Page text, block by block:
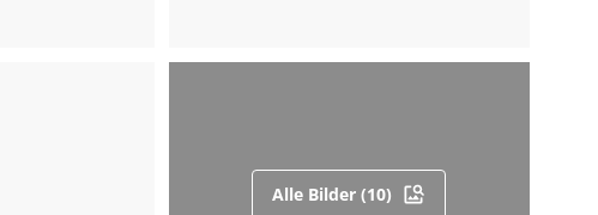
Alle Bilder (10)